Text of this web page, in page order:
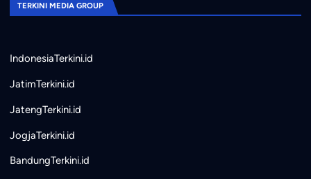
TERKINI MEDIA GROUP
IndonesiaTerkini.id
JatimTerkini.id
JatengTerkini.id
JogjaTerkini.id
BandungTerkini.id